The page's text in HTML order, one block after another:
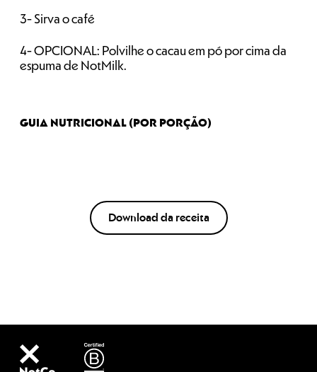
3- Sirva o café
4- OPCIONAL: Polvilhe o cacau em pó por cima da
espuma de NotMilk.
GUIA NUTRICIONAL (POR PORÇÃO)
Download da receita